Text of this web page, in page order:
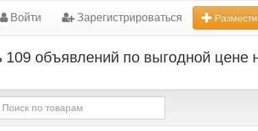
Войти Зарегистрироваться
109 объявлений по выгодной